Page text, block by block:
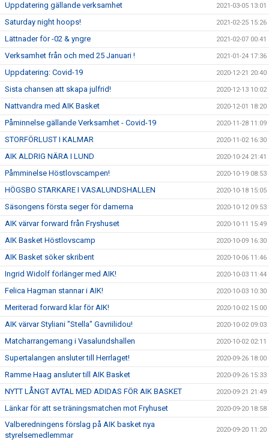
Uppdatering gällande verksamhet 2021-03-05 13:01
Saturday night hoops! 2021-02-25 15:26
Lättnader för -02 & yngre 2021-02-07 00:41
Verksamhet från och med 25 Januari ! 2021-01-24 17:36
Uppdatering: Covid-19 2020-12-21 20:40
Sista chansen att skapa julfrid! 2020-12-13 10:02
Nattvandra med AIK Basket 2020-12-01 18:20
Påminnelse gällande Verksamhet - Covid-19 2020-11-28 11:09
STORFÖRLUST I KALMAR 2020-11-02 16:30
AIK ALDRIG NÄRA I LUND 2020-10-24 21:41
Påmminelse Höstlovscampen! 2020-10-19 08:53
HÖGSBO STARKARE I VASALUNDSHALLEN 2020-10-18 15:05
Säsongens första seger för damerna 2020-10-12 09:53
AIK värvar forward från Fryshuset 2020-10-11 15:49
AIK Basket Höstlovscamp 2020-10-09 16:30
AIK Basket söker skribent 2020-10-06 11:46
Ingrid Widolf förlänger med AIK! 2020-10-03 11:44
Felica Hagman stannar i AIK! 2020-10-03 10:30
Meriterad forward klar för AIK! 2020-10-02 15:00
AIK värvar Styliani "Stella" Gavriilidou! 2020-10-02 09:03
Matcharrangemang i Vasalundshallen 2020-10-02 02:11
Supertalangen ansluter till Herrlaget! 2020-09-26 18:00
Ramme Haag ansluter till AIK Basket 2020-09-26 15:33
NYTT LÅNGT AVTAL MED ADIDAS FÖR AIK BASKET 2020-09-21 21:49
Länkar för att se träningsmatchen mot Fryhuset 2020-09-20 18:58
Valberedningens förslag på AIK basket nya
styrelsemedlemmar
2020-09-20 11:20